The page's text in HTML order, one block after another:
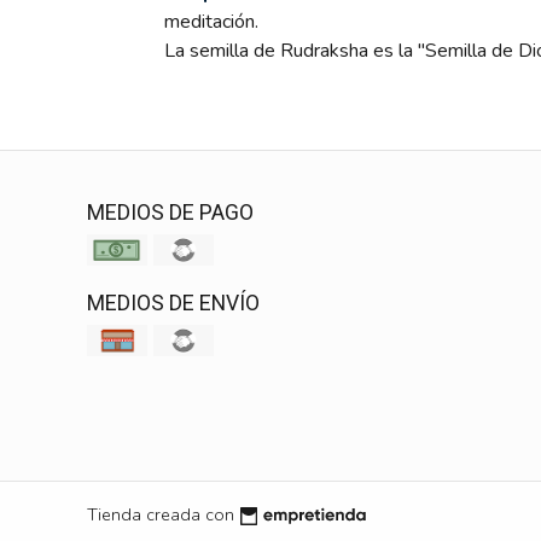
meditación.
La semilla de Rudraksha es la "Semilla de
MEDIOS DE PAGO
MEDIOS DE ENVÍO
Tienda creada con